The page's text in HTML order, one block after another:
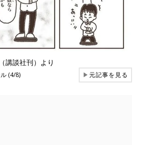
講談社刊）より
(4/8) ▶元記事を見る